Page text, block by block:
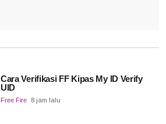
Cara Verifikasi FF Kipas My ID Verify
UID
Free Fire 8 jam lalu